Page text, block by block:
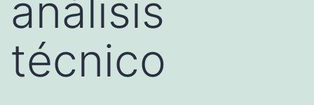
análisis
técnico